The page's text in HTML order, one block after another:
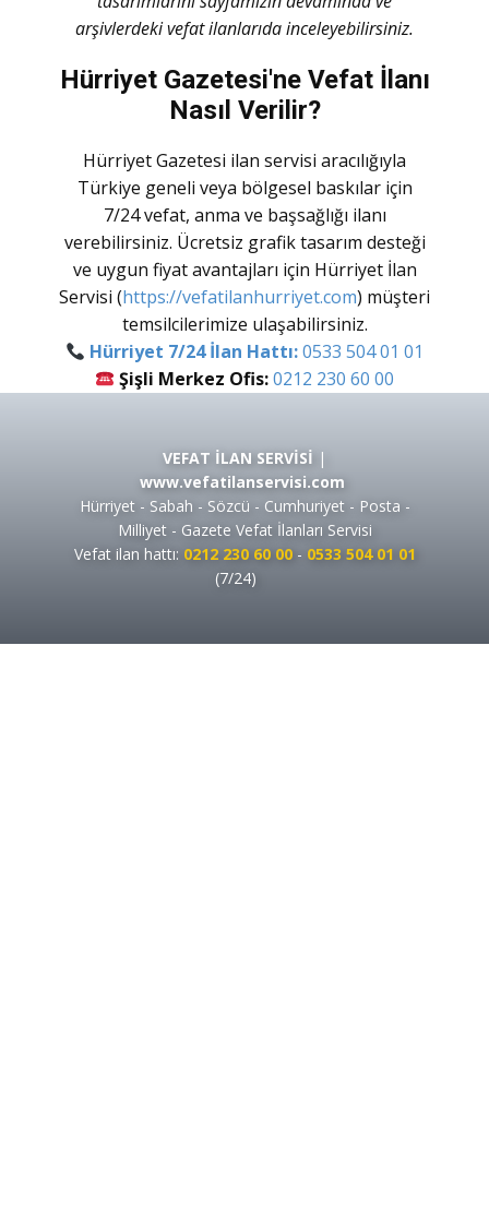
arşivlerdeki vefat ilanlarıda inceleyebilirsiniz.
Hürriyet Gazetesi'ne Vefat İlanı
Nasıl Verilir?
Hürriyet Gazetesi ilan servisi aracılığıyla
Türkiye geneli veya bölgesel baskılar için
7/24 vefat, anma ve başsağlığı ilanı
verebilirsiniz. Ücretsiz grafik tasarım desteği
ve uygun fiyat avantajları için Hürriyet İlan
Servisi (https://vefatilanhurriyet.com) müşteri
temsilcilerimize ulaşabilirsiniz.
Hürriyet 7/24 İlan Hattı:0533 504 01 01
Şişli Merkez Ofis:0212 230 60 00
VEFAT İLAN SERVİSİ |
www.vefatilanservisi.com
Hürriyet - Sabah - Sözcü - Cumhuriyet - Posta -
Milliyet - Gazete Vefat İlanları Servisi
Vefat ilan hattı: 0212 230 60 00 - 0533 504 01 01
(7/24)